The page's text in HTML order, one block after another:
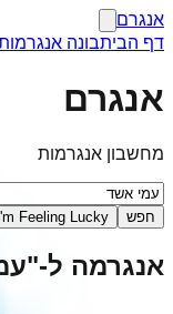
אנגרם
דף הביתבונה
אנגרם
מחשבון אנגרמות
חפש I'm Feeling Lucky
אנגרמה ל-"